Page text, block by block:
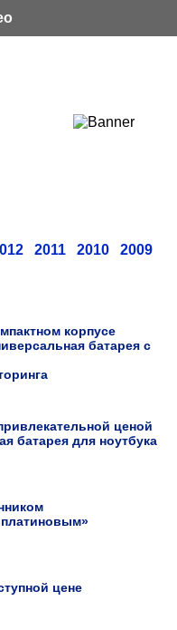
2011 2010
2009
корпусе
батарея с
ценой
батарея для ноутбука
цене